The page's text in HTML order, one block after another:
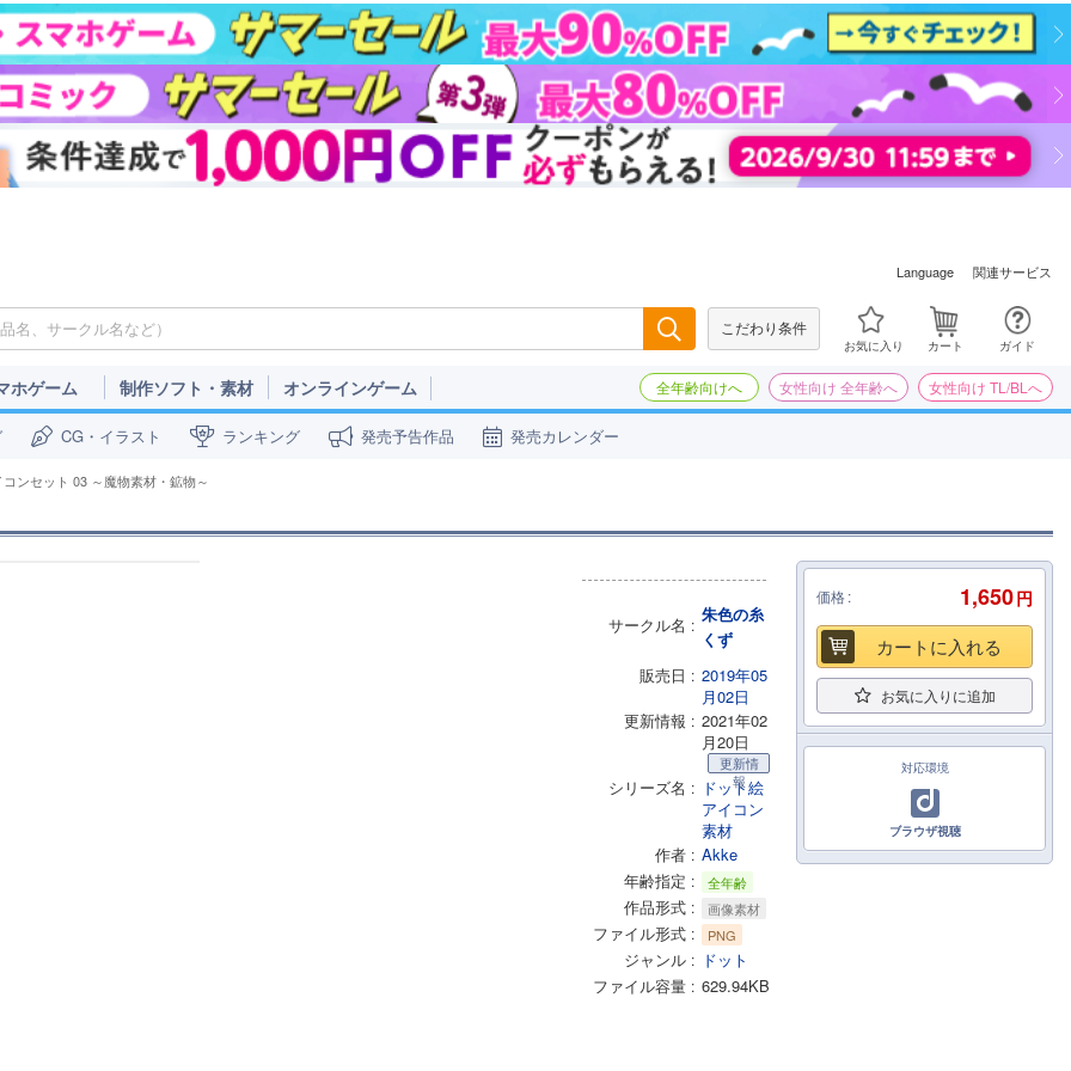
Language 関連サービス
こだわり条件
お気に入り カート ガイド
ホゲーム 制作ソフト・素材 オンラインゲーム 全年齢向けへ 女性向け 全年齢へ 女性向け TL/BLへ
CG・イラスト ランキング 発売予告作品 発売カレンダー
ンセット 03 ～魔物素材・鉱物～
サークル名
朱色の糸
くず
販売日
2019年05
月02日
更新情報
2021年02
月20日
更新情
報
シリーズ名
ドット絵
アイコン
素材
作者
Akke
年齢指定
全年齢
作品形式 画像素材
ファイル形式 PNG
ジャンル
ドット
ファイル容量
629.94KB
価格 1,650円
カートに入れる
お気に入りに追加
対応環境
ブラウザ視聴